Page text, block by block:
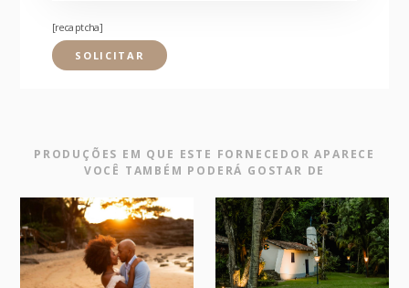
[recaptcha]
PRODUÇÕES EM QUE ESTE FORNECEDOR APARECE
VOCÊ TAMBÉM PODERÁ GOSTAR DE